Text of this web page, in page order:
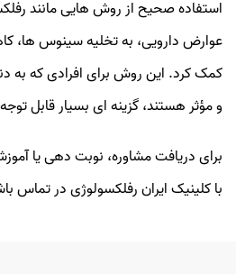
استفاده صحیح از روش‌ هایی مانند
عوارض دارویی، به تخلیه سینوس‌ ها،
کمک کرد. این روش برای افرادی که به‌
و مؤثر هستند، گزینه‌ ای بسیار قابل
برای دریافت مشاوره، نوبت‌ دهی یا
با کلینیک ایران رفلکسولوژی در تماس